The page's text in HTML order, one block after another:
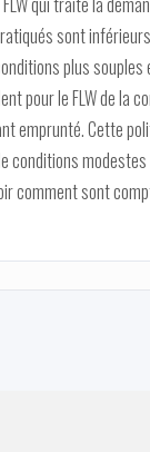
sont
plus
pour le FLW de la
emprunté. Cette
conditions
comment sont